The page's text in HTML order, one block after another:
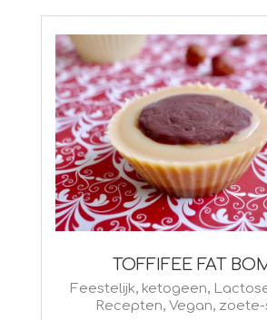
TOFFIFEE FAT
2024-
Feestelijk, ketogeen,
Recepten, Vegan, zoete-